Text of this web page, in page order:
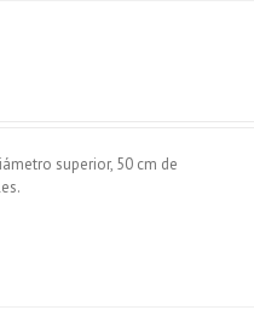
superior, 50 cm de